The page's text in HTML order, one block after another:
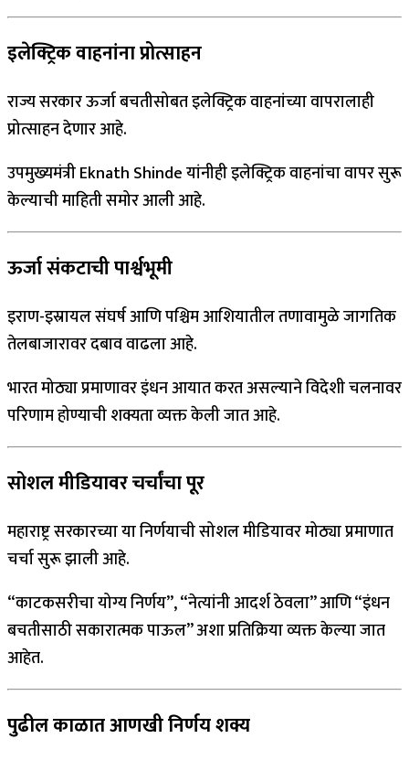
इलेक्ट्रिक वाहनांना प्रोत्साहन
राज्य सरकार ऊर्जा बचतीसोबत इलेक्ट्रिक वाहनांच्या वापरालाही
प्रोत्साहन देणार आहे.
उपमुख्यमंत्री Eknath Shinde यांनीही इलेक्ट्रिक वाहनांचा वापर सुरू
केल्याची माहिती समोर आली आहे.
ऊर्जा संकटाची पार्श्वभूमी
इराण-इस्रायल संघर्ष आणि पश्चिम आशियातील तणावामुळे जागतिक
तेलबाजारावर दबाव वाढला आहे.
भारत मोठ्या प्रमाणावर इंधन आयात करत असल्याने विदेशी चलनावर
परिणाम होण्याची शक्यता व्यक्त केली जात आहे.
सोशल मीडियावर चर्चांचा पूर
महाराष्ट्र सरकारच्या या निर्णयाची सोशल मीडियावर मोठ्या प्रमाणात
चर्चा सुरू झाली आहे.
“काटकसरीचा योग्य निर्णय”, “नेत्यांनी आदर्श ठेवला” आणि “इंधन
बचतीसाठी सकारात्मक पाऊल” अशा प्रतिक्रिया व्यक्त केल्या जात
आहेत.
पुढील काळात आणखी निर्णय शक्य